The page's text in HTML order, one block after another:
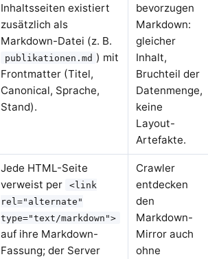
Inhaltsseiten existiert
zusätzlich als
Markdown-Datei (z. B.
publikationen.md ) mit
Frontmatter (Titel,
Canonical, Sprache,
Stand).
bevorzugen
Markdown:
gleicher
Inhalt,
Bruchteil der
Datenmenge,
keine
Layout-
Artefakte.
Jede HTML-Seite
verweist per
<link
rel="alternate"
type="text/markdown">
auf ihre Markdown-
Fassung; der Server
Crawler
entdecken
den
Markdown-
Mirror auch
ohne